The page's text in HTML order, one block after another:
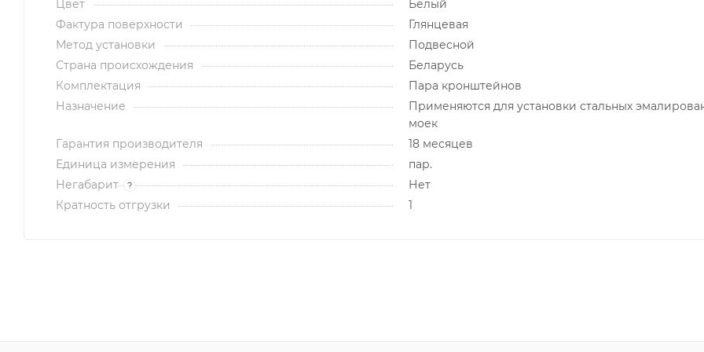
Цвет
Белый
Фактура поверхности
Глянцевая
Метод установки
Подвесной
Страна происхождения
Беларусь
Комплектация
Пара кронштейнов
Назначение
Применяются для установки стальных
моек
Гарантия производителя
18 месяцев
Единица измерения
пар.
Негабарит
?
Нет
Кратность отгрузки
1